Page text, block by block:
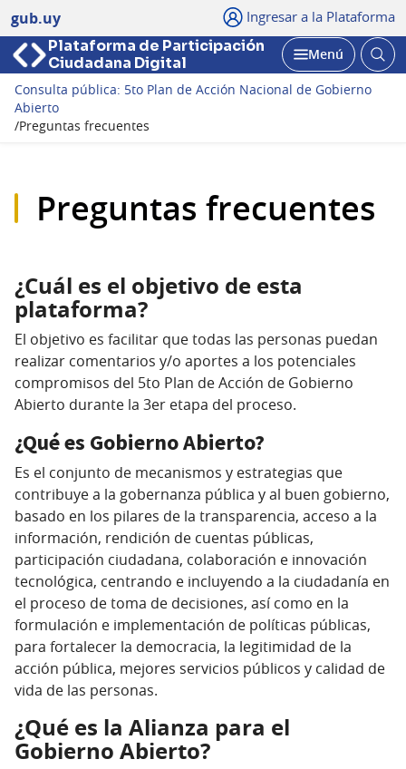
gub.uy Ingresar a la Plataforma
Plataforma de Participación
Ciudadana Digital
Abrir
Menú
Consulta pública: 5to Plan de Acción Nacional de Gobierno
Abierto
/Preguntas frecuentes
Preguntas frecuentes
¿Cuál es el objetivo de esta
plataforma?
El objetivo es facilitar que todas las personas puedan
realizar comentarios y/o aportes a los potenciales
compromisos del 5to Plan de Acción de Gobierno
Abierto durante la 3er etapa del proceso.
¿Qué es Gobierno Abierto?
Es el conjunto de mecanismos y estrategias que
contribuye a la gobernanza pública y al buen gobierno,
basado en los pilares de la transparencia, acceso a la
información, rendición de cuentas públicas,
participación ciudadana, colaboración e innovación
tecnológica, centrando e incluyendo a la ciudadanía en
el proceso de toma de decisiones, así como en la
formulación e implementación de políticas públicas,
para fortalecer la democracia, la legitimidad de la
acción pública, mejores servicios públicos y calidad de
vida de las personas.
¿Qué es la Alianza para el
Gobierno Abierto?